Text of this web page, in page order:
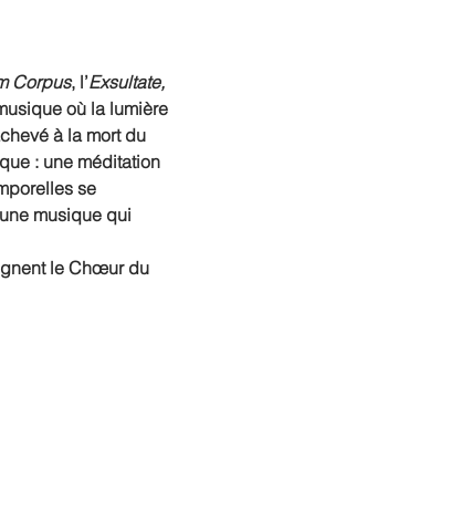
Corpus, l’Exsultate,
où la lumière
à la mort du
: une méditation
se
musique qui
le Chœur du